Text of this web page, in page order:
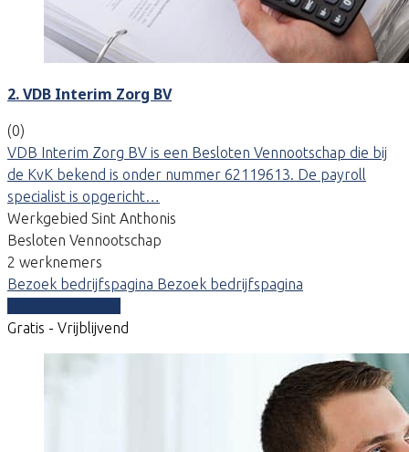
2. VDB Interim Zorg BV
(0)
VDB Interim Zorg BV is een Besloten Vennootschap die bij
de KvK bekend is onder nummer 62119613. De payroll
specialist is opgericht…
Werkgebied Sint Anthonis
Besloten Vennootschap
2 werknemers
Bezoek bedrijfspagina Bezoek bedrijfspagina
Gratis - Vrijblijvend